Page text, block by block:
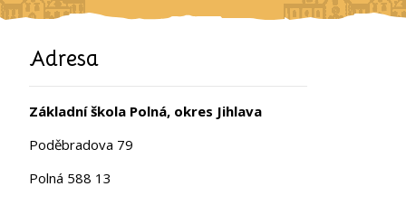
Adresa
Základní škola Polná, okres Jihlava
Poděbradova 79
Polná 588 13